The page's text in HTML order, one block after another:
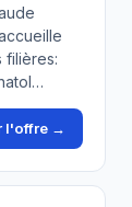
filières:
l'offre →